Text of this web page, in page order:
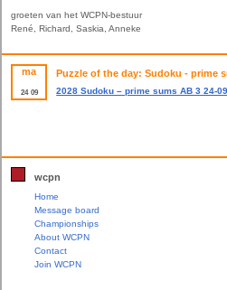
groeten van het WCPN-bestuur
René, Richard, Saskia, Anneke
ma
24 09
Puzzle of the day: Sudoku - prime
2028 Sudoku – prime sums AB 3 24-
wcpn
Home
Message board
Championships
About WCPN
Contact
Join WCPN